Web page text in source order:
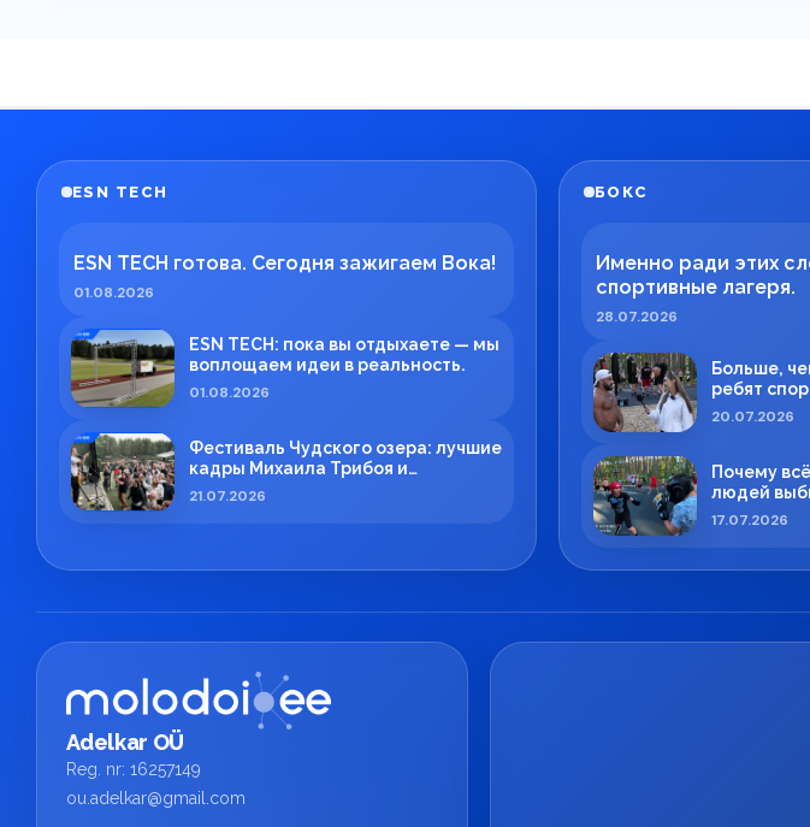
ESN TECH
ESN TECH готова. Сегодня зажигаем Вока!
01.08.2026
ESN TECH: пока вы отдыхаете — мы
воплощаем идеи в реальность.
01.08.2026
Фестиваль Чудского озера: лучшие
кадры Михаила Трибоя и
профессиональная работа ESN
21.07.2026
БОКС
Именно ради этих
спортивные лагеря.
28.07.2026
Больше,
ребят
Максимом
20.07.2026
Почему
людей
BOXING в
17.07.2026
Adelkar OÜ
Reg. nr: 16257149
ou.adelkar@gmail.com